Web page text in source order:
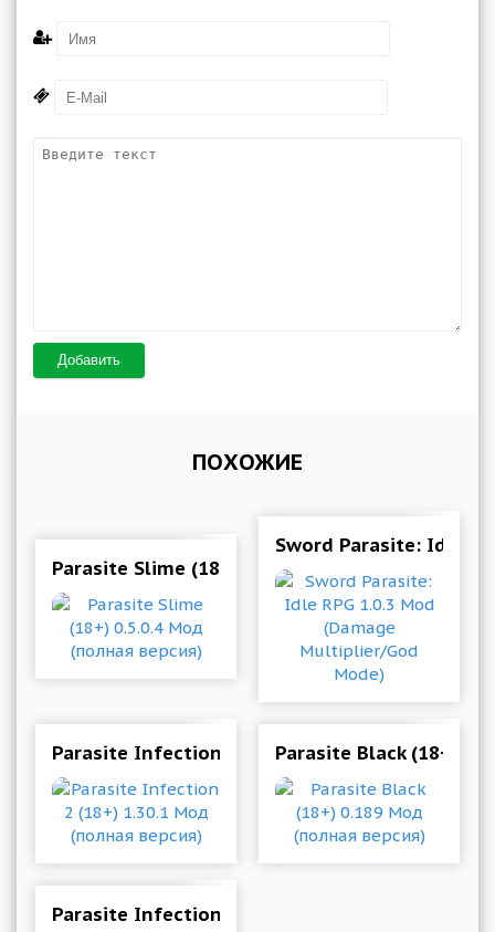
Добавить
ПОХОЖИЕ
Parasite Slime (18+) 0.5.0.4 Мод (полная
Sword Parasite: Idle
Parasite Infection 2 (18+) 1.30.1 Мод (полная
Parasite Black (18+)
Parasite Infection (18+) r1.36 Мод (полная